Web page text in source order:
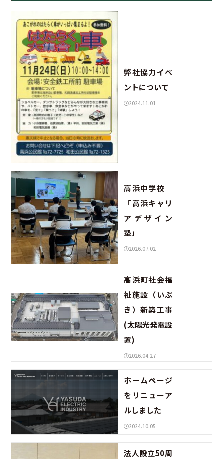
弊社協力イベ
ントについて
2024.11.01
高浜中学校
「高浜キャリ
アデザイン
塾」
2026.07.02
高浜町社会福
祉施設（いぶ
き）新築工事
(太陽光発電設
置)
2026.04.27
ホームページ
をリニューア
ルしました
2024.10.05
法人設立50周